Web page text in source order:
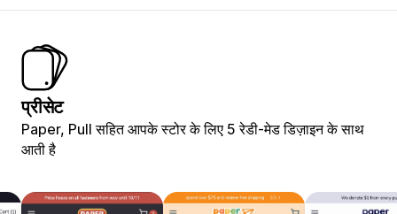
प्रीसेट
Paper, Pull सहित आपके स्टोर के लिए 5 रेडी-मेड डिज़ाइन के साथ
आती है